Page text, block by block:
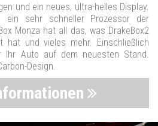
und ein neues, ultra-helles Display.
ein sehr schneller Prozessor der
Monza hat all das, was DrakeBox2
hat und vieles mehr. Einschließlich
Ihr Auto auf dem neuesten Stand.
Design.